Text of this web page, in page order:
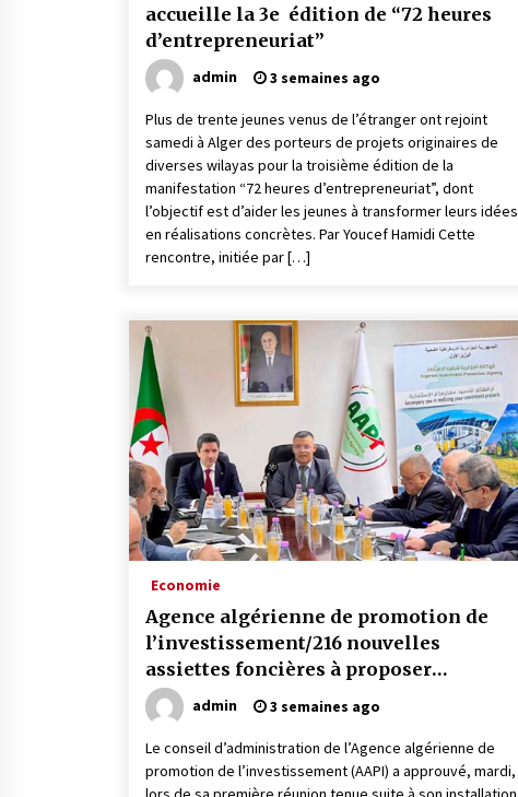
accueille la 3e édition de “72 heures
d’entrepreneuriat”
admin 3 semaines ago
Plus de trente jeunes venus de l’étranger ont rejoint
samedi à Alger des porteurs de projets originaires de
diverses wilayas pour la troisième édition de la
manifestation “72 heures d’entrepreneuriat”, dont
l’objectif est d’aider les jeunes à transformer leurs idées
en réalisations concrètes. Par Youcef Hamidi Cette
rencontre, initiée par […]
Economie
Agence algérienne de promotion de
l’investissement/216 nouvelles
assiettes foncières à proposer
prochainement
admin 3 semaines ago
Le conseil d’administration de l’Agence algérienne de
promotion de l’investissement (AAPI) a approuvé, mardi,